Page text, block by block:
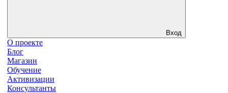
Вход
О проекте
Блог
Магазин
Обучение
Активизации
Консультанты